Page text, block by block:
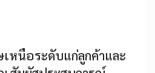
หนือระดับแก่ลูกค้าและ